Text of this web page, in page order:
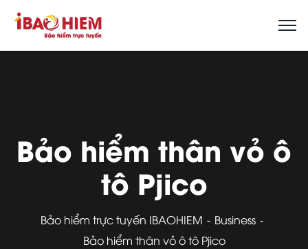
Bảo hiểm thân vỏ ô
tô Pjico
Bảo hiểm trực tuyến IBAOHIEM
Business
Bảo hiểm thân vỏ ô tô Pjico